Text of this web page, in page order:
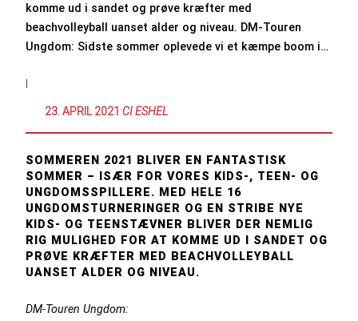
komme ud i sandet og prøve kræfter med
beachvolleyball uanset alder og niveau. DM-Touren
Ungdom: Sidste sommer oplevede vi et kæmpe boom i…
|
23. APRIL 2021 :CI ESHEL
SOMMEREN 2021 BLIVER EN FANTASTISK
SOMMER – ISÆR FOR VORES KIDS-, TEEN- OG
UNGDOMSSPILLERE. MED HELE 16
UNGDOMSTURNERINGER OG EN STRIBE NYE
KIDS- OG TEENSTÆVNER BLIVER DER NEMLIG
RIG MULIGHED FOR AT KOMME UD I SANDET OG
PRØVE KRÆFTER MED BEACHVOLLEYBALL
UANSET ALDER OG NIVEAU.
DM-Touren Ungdom: